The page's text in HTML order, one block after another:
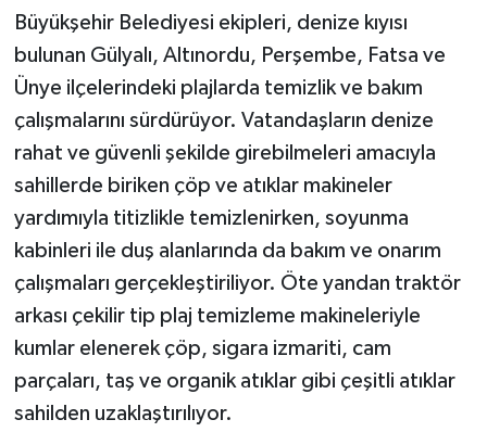
Büyükşehir Belediyesi ekipleri, denize kıyısı
bulunan Gülyalı, Altınordu, Perşembe, Fatsa ve
Ünye ilçelerindeki plajlarda temizlik ve bakım
çalışmalarını sürdürüyor. Vatandaşların denize
rahat ve güvenli şekilde girebilmeleri amacıyla
sahillerde biriken çöp ve atıklar makineler
yardımıyla titizlikle temizlenirken, soyunma
kabinleri ile duş alanlarında da bakım ve onarım
çalışmaları gerçekleştiriliyor. Öte yandan traktör
arkası çekilir tip plaj temizleme makineleriyle
kumlar elenerek çöp, sigara izmariti, cam
parçaları, taş ve organik atıklar gibi çeşitli atıklar
sahilden uzaklaştırılıyor.